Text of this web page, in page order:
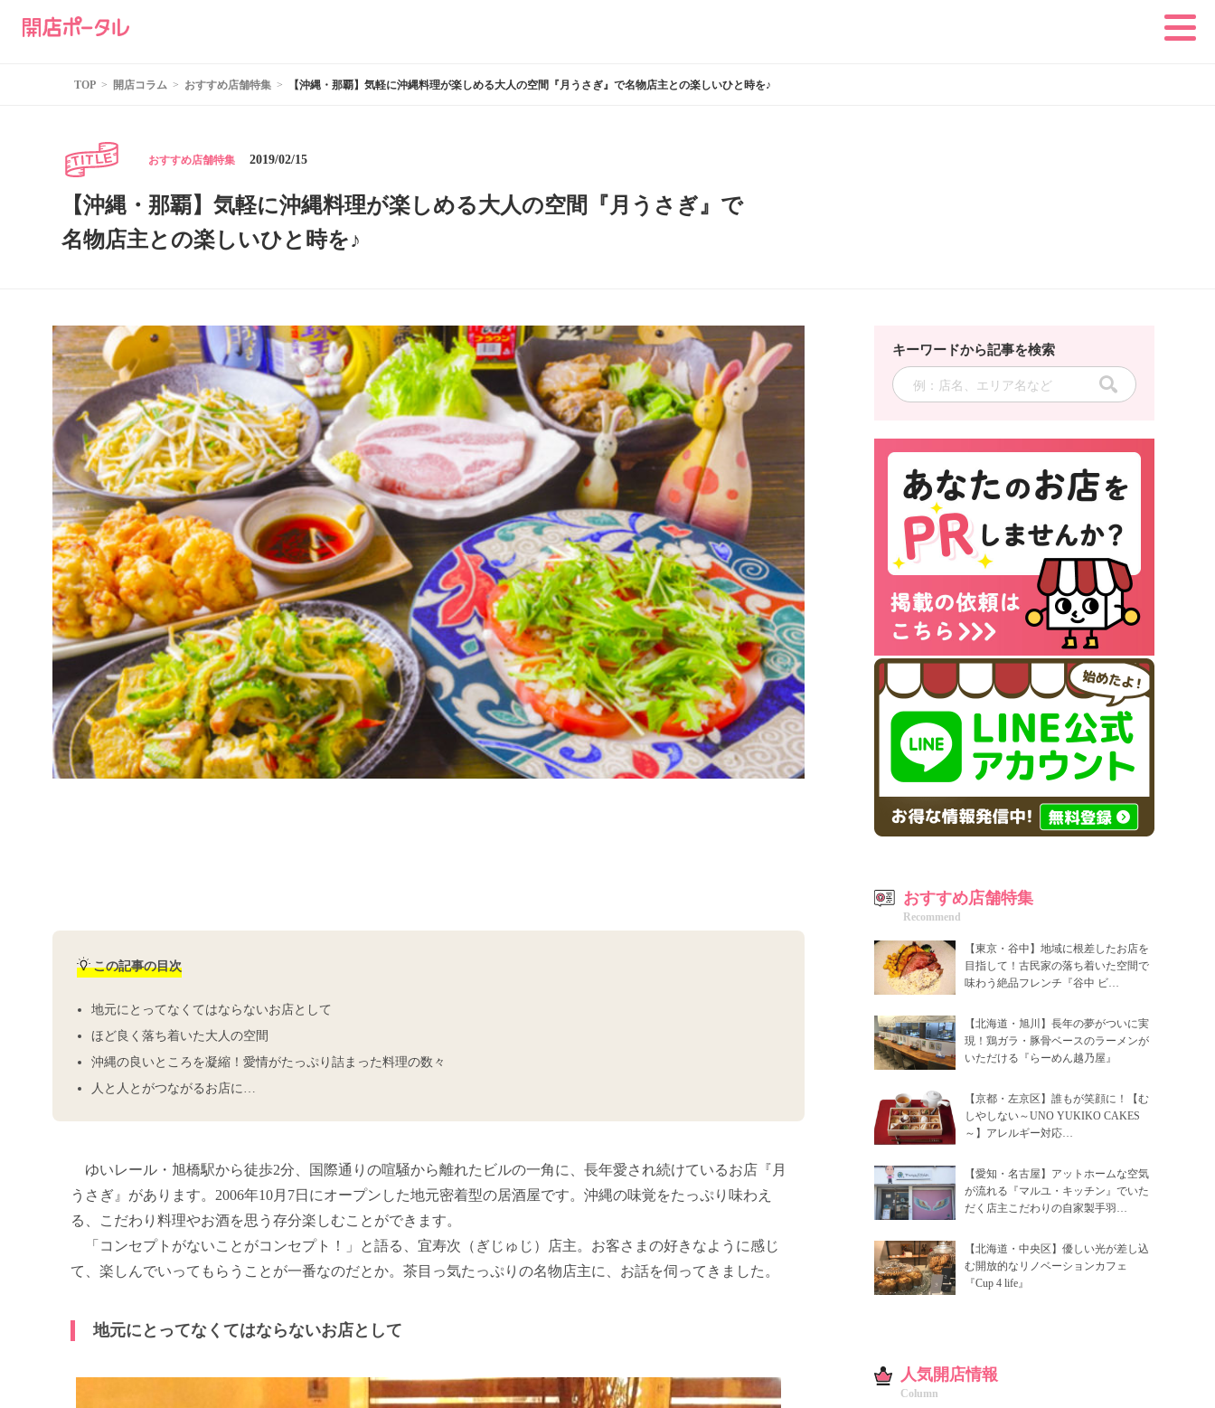
TOP 開店コラム おすすめ店舗特集 【沖縄・那覇】気軽に沖縄料理が楽しめる大人の空間『月うさぎ』で名物店主との楽しいひと時を♪
おすすめ店舗特集 2019/02/15
【沖縄・那覇】気軽に沖縄料理が楽しめる大人の空間『月うさぎ』で
名物店主との楽しいひと時を♪
この記事の目次
地元にとってなくてはならないお店として
ほど良く落ち着いた大人の空間
沖縄の良いところを凝縮！愛情がたっぷり詰まった料理の数々
人と人とがつながるお店に…
ゆいレール・旭橋駅から徒歩2分、国際通りの喧騒から離れたビルの一角に、長年愛され続けているお店『月
うさぎ』があります。2006年10月7日にオープンした地元密着型の居酒屋です。沖縄の味覚をたっぷり味わえ
る、こだわり料理やお酒を思う存分楽しむことができます。
「コンセプトがないことがコンセプト！」と語る、宜寿次（ぎじゅじ）店主。お客さまの好きなように感じ
て、楽しんでいってもらうことが一番なのだとか。茶目っ気たっぷりの名物店主に、お話を伺ってきました。
地元にとってなくてはならないお店として
キーワードから記事を検索
おすすめ店舗特集
Recommend
【東京・谷中】地域に根差したお店を
目指して！古民家の落ち着いた空間で
味わう絶品フレンチ『谷中 ビ…
【北海道・旭川】長年の夢がついに実
現！鶏ガラ・豚骨ベースのラーメンが
いただける『らーめん越乃屋』
【京都・左京区】誰もが笑顔に！【む
しやしない～UNO YUKIKO CAKES
～】アレルギー対応…
【愛知・名古屋】アットホームな空気
が流れる『マルユ・キッチン』でいた
だく店主こだわりの自家製手羽…
【北海道・中央区】優しい光が差し込
む開放的なリノベーションカフェ
『Cup 4 life』
人気開店情報
Column